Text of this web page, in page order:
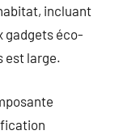
incluant
gadgets éco-
est large.